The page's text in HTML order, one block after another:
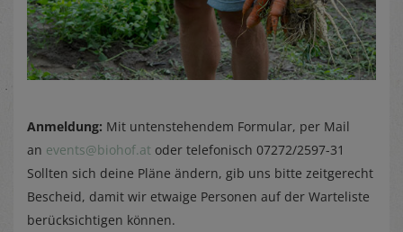
Anmeldung: Mit untenstehendem Formular, per Mail
an events@biohof.at oder telefonisch 07272/2597-31
Sollten sich deine Pläne ändern, gib uns bitte zeitgerecht
Bescheid, damit wir etwaige Personen auf der Warteliste
berücksichtigen können.